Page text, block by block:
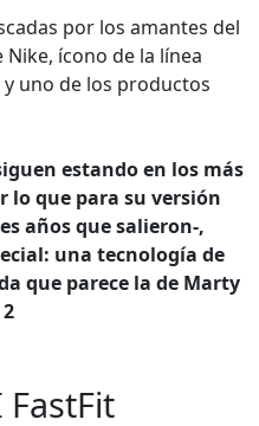
por los amantes del
ícono de la línea
uno de los productos
estando en los más
lo que para su versión
años que salieron-,
una tecnología de
que parece la de Marty
FastFit